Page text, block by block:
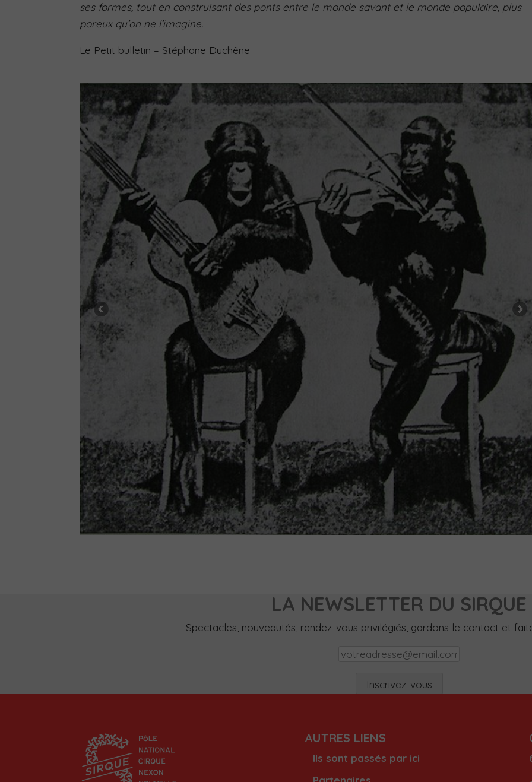
ses formes, tout en construisant des ponts entre le monde savant et le monde populaire, plus
poreux qu’on ne l’imagine.
Le Petit bulletin – Stéphane Duchêne
LA NEWSLETTER DU SIRQUE
Spectacles, nouveautés, rendez-vous privilégiés, gardons le contact et
AUTRES LIENS
Ils sont passés par ici